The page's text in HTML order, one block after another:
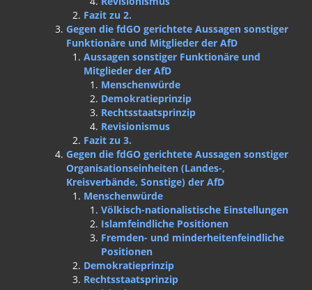
Fazit zu 2.
Gegen die fdGO gerichtete Aussagen sonstiger
Funktionäre und Mitglieder der AfD
Aussagen sonstiger Funktionäre und
Mitglieder der AfD
Menschenwürde
Demokratieprinzip
Rechtsstaatsprinzip
Revisionismus
Fazit zu 3.
Gegen die fdGO gerichtete Aussagen sonstiger
Organisationseinheiten (Landes-,
Kreisverbände, Sonstige) der AfD
Menschenwürde
Völkisch-nationalistische Einstellungen
Islamfeindliche Positionen
Fremden- und minderheitenfeindliche
Positionen
Demokratieprinzip
Rechtsstaatsprinzip